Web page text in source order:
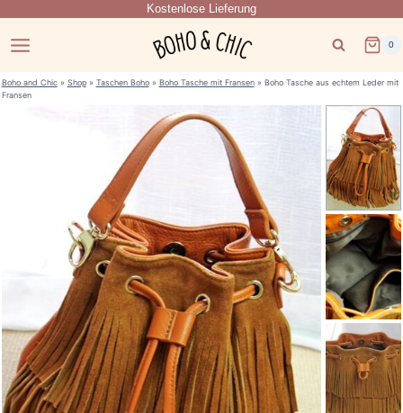
springen
Kostenlose Lieferung
0
Boho and Chic» Shop» Taschen Boho» Boho Tasche mit Fransen» Boho Tasche aus echtem Leder mit
Fransen